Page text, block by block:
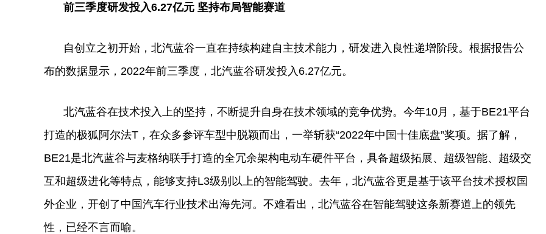
前三季度研发投入6.27亿元 坚持布局智能赛道
自创立之初开始，北汽蓝谷一直在持续构建自主技术能力，研发进入良性递增阶段。根据报告公
布的数据显示，2022年前三季度，北汽蓝谷研发投入6.27亿元。
北汽蓝谷在技术投入上的坚持，不断提升自身在技术领域的竞争优势。今年10月，基于BE21平台
打造的极狐阿尔法T，在众多参评车型中脱颖而出，一举斩获“2022年中国十佳底盘”奖项。据了解，
BE21是北汽蓝谷与麦格纳联手打造的全冗余架构电动车硬件平台 ，具备超级拓展、超级智能、超级交
互和超级进化等特点，能够支持L3级别以上的智能驾驶。去年，北汽蓝谷更是基于该平台技术授权国
外企业，开创了中国汽车行业技术出海先河。不难看出，北汽蓝谷在智能驾驶这条新赛道上的领先
性 ，已经不言而喻。